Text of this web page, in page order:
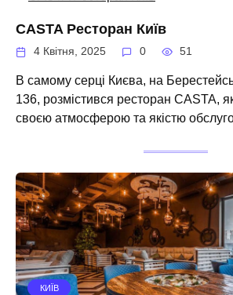
CASTA Ресторан Київ
4 Квітня, 2025 0 51
В самому серці Києва, на
136, розмістився ресторан CASTA,
своєю атмосферою та якістю
КИЇВ